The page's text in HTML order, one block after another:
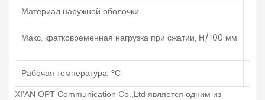
Материал наружной оболочки
Макс. кратковременная нагрузка при сжатии, Н/100 мм
Рабочая температура, ºС
XI’AN OPT Communication Co.,Ltd является одним из